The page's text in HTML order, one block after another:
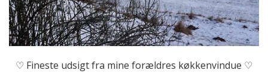
♡ Fineste udsigt fra mine forældres køkkenvindue ♡